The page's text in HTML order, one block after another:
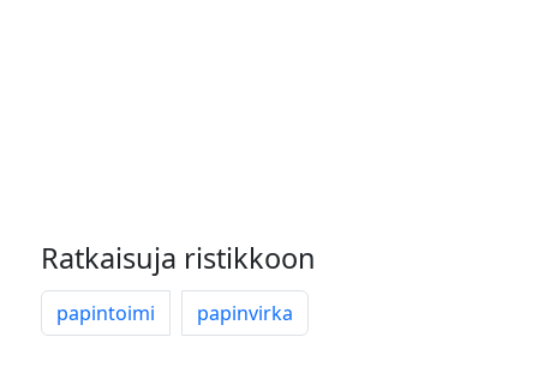
Ratkaisuja ristikkoon
papintoimi papinvirka